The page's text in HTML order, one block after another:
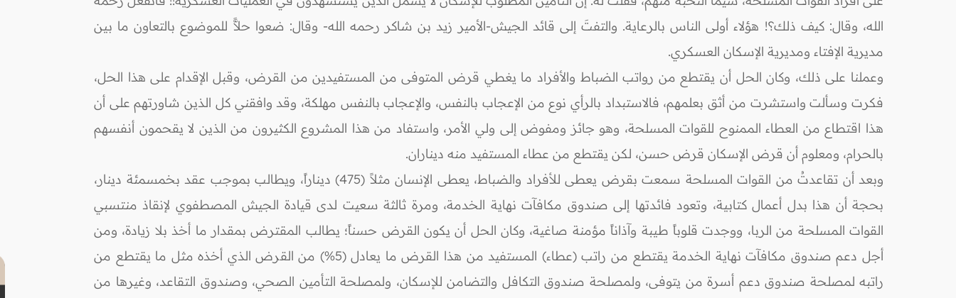
الله، وقال: كيف ذلك؟! هؤلاء أولى الناس بالرعاية. والتفتَ إلى قائد الجيش-الأمير زيد بن شاكر رحمه الله- وقال: ضعوا حلاًّ للموضوع بالتعاون ما بين
مديرية الإفتاء ومديرية الإسكان العسكري.
وعملنا على ذلك، وكان الحل أن يقتطع من رواتب الضباط والأفراد ما يغطي قرض المتوفى من المستفيدين من القرض، وقبل الإقدام على هذا الحل،
فكرت وسألت واستشرت من أثق بعلمهم، فالاستبداد بالرأي نوع من الإعجاب بالنفس، والإعجاب بالنفس مهلكة، وقد وافقني كل الذين شاورتهم على أن
هذا اقتطاع من العطاء الممنوح للقوات المسلحة، وهو جائز ومفوض إلى ولي الأمر، واستفاد من هذا المشروع الكثيرون من الذين لا يقحمون أنفسهم
بالحرام، ومعلوم أن قرض الإسكان قرض حسن، لكن يقتطع من عطاء المستفيد منه ديناران.
وبعد أن تقاعدتُ من القوات المسلحة سمعت بقرض يعطى للأفراد والضباط، يعطى الإنسان مثلاً (475) ديناراً، ويطالب بموجب عقد بخمسمئة دينار،
بحجة أن هذا بدل أعمال كتابية، وتعود فائدتها إلى صندوق مكافآت نهاية الخدمة، ومرة ثالثة سعيت لدى قيادة الجيش المصطفوي لإنقاذ منتسبي
القوات المسلحة من الربا، ووجدت قلوباً طيبة وآذاناً مؤمنة صاغية، وكان الحل أن يكون القرض حسناً؛ يطالب المقترض بمقدار ما أخذ بلا زيادة، ومن
أجل دعم صندوق مكافآت نهاية الخدمة يقتطع من راتب (عطاء) المستفيد من هذا القرض ما يعادل (5%) من القرض الذي أخذه مثل ما يقتطع من
راتبه لمصلحة صندوق دعم أسرة من يتوفى، ولمصلحة صندوق التكافل والتضامن للإسكان، ولمصلحة التأمين الصحي، وصندوق التقاعد، وغيرها من